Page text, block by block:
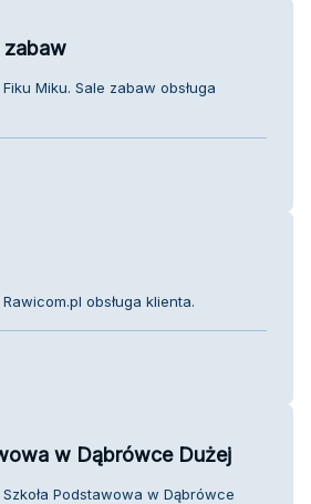
zabaw
Miku. Sale zabaw obsługa
obsługa klienta.
w Dąbrówce Dużej
Podstawowa w Dąbrówce